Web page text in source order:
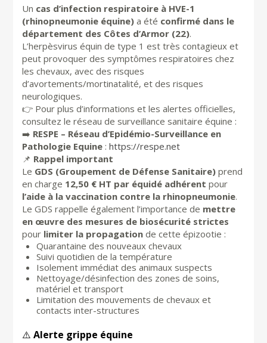
Un cas d’infection respiratoire à HVE-1
(rhinopneumonie équine) a été confirmé dans le
département des Côtes d’Armor (22).
L’herpèsvirus équin de type 1 est très contagieux et
peut provoquer des symptômes respiratoires chez
les chevaux, avec des risques
d’avortements/mortinatalité, et des risques
neurologiques.
👉 Pour plus d’informations et les alertes officielles,
consultez le réseau de surveillance sanitaire équine :
➡️ RESPE – Réseau d’Epidémio-Surveillance en
Pathologie Equine :https://respe.net
📌 Rappel important
Le GDS (Groupement de Défense Sanitaire) prend
en charge 12,50 € HT par équidé adhérent pour
l’aide à la vaccination contre la rhinopneumonie.
Le GDS rappelle également l’importance de mettre
en œuvre des mesures de biosécurité strictes
pour limiter la propagation de cette épizootie :
Quarantaine des nouveaux chevaux
Suivi quotidien de la température
Isolement immédiat des animaux suspects
Nettoyage/désinfection des zones de soins,
matériel et transport
Limitation des mouvements de chevaux et
contacts inter-structures
⚠️Alerte grippe équine